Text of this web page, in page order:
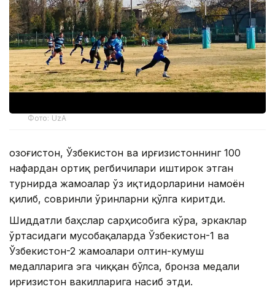
Фото: UzA
Қозоғистон, Ўзбекистон ва Қирғизистоннинг 100
нафардан ортиқ регбичилари иштирок этган
турнирда жамоалар ўз иқтидорларини намоён
қилиб, совринли ўринларни қўлга киритди.
Шиддатли баҳслар сарҳисобига кўра, эркаклар
ўртасидаги мусобақаларда Ўзбекистон-1 ва
Ўзбекистон-2 жамоалари олтин-кумуш
медалларига эга чиққан бўлса, бронза медали
Қирғизистон вакилларига насиб этди.